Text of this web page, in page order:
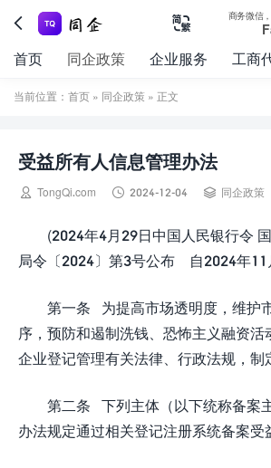
 商务微信

首页 同企政策 企业服务 工商
当前位置： 首页 » 同企政策 » 正文
受益所有人信息管理办法
 TongQi.com  2024-12-04  同企政策
(2024年4月29日中国人民银行令
局令〔2024〕第3号公布 自2024年11
第一条 为提高市场透明度，维护
序，预防和遏制洗钱、恐怖主义融资活
企业登记管理有关法律、行政法规，制
第二条 下列主体（以下统称备案
办法规定通过相关登记注册系统备案受